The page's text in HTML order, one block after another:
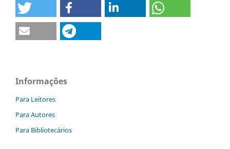
Informações
Para Leitores
Para Autores
Para Bibliotecários